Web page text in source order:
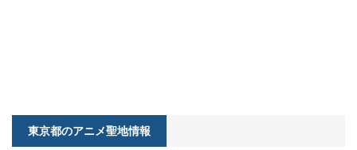
東京都のアニメ聖地情報